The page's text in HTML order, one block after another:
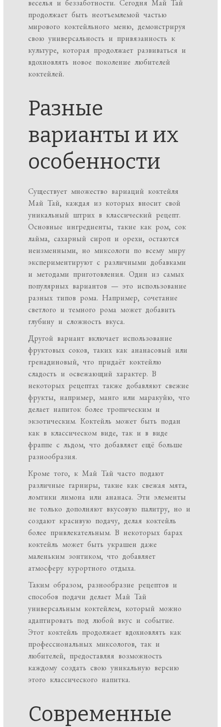
веселья и беззаботности. Сегодня Май Тай
продолжает быть неотъемлемой частью
мирового коктейльного меню, демонстрируя
свою универсальность и привязанность к
культуре, которая продолжает развиваться и
вдохновлять новое поколение любителей
коктейлей.
Разные
варианты и их
особенности
Существует множество вариаций коктейля
Май Тай, каждая из которых вносит свой
уникальный штрих в классический рецепт.
Основные ингредиенты, такие как ром, сок
лайма, сахарный сироп и орехи, остаются
неизменными, но миксологи по всему миру
экспериментируют с различными добавками
и методами приготовления. Один из самых
популярных вариантов — это использование
разных типов рома. Например, сочетание
светлого и темного рома может добавить
глубину и сложность вкуса.
Другой вариант включает использование
фруктовых соков, таких как ананасовый или
гренадиновый, что придаёт коктейлю
сладость и освежающий характер. В
некоторых рецептах также добавляют свежие
фрукты, например, манго или маракуйю, что
делает напиток более тропическим и
экзотическим. Коктейль может быть подан
как в классическом виде, так и в виде
фраппе с льдом, что добавляет ещё больше
разнообразия.
Кроме того, к Май Тай часто подают
различные гарниры, такие как свежая мята,
ломтики лимона или ананаса. Эти элементы
не только дополняют вкусовую палитру, но и
создают красивую подачу, делая коктейль
более привлекательным. В некоторых барах
коктейль может быть украшен даже
маленьким зонтиком, что добавляет
атмосферу курортного отдыха.
Таким образом, разнообразие рецептов и
способов подачи делает Май Тай
универсальным коктейлем, который можно
адаптировать под любой вкус и событие.
Этот коктейль продолжает вдохновлять как
профессиональных миксологов, так и
любителей, предоставляя возможность
каждому создать свою уникальную версию
этого классического напитка.
Современные